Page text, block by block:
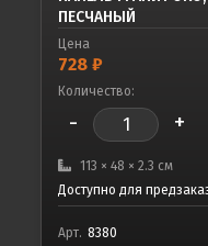
ПЕСЧАНЫЙ
Цена
728 ₽
Количество:
- +
113 × 48 × 2.3 см
Доступно для
Арт. 8380